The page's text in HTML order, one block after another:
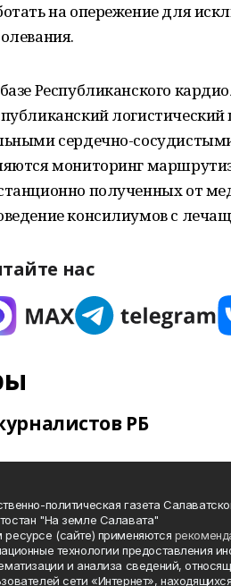
на опережение для
Республиканского
сердечно-
мониторинг
полученных от
консилиумов с
нас
РБ
политическая газета
"На земле Салавата"
(сайте) применяются
технологии предоставления
и анализа сведений,
сети «Интернет»,